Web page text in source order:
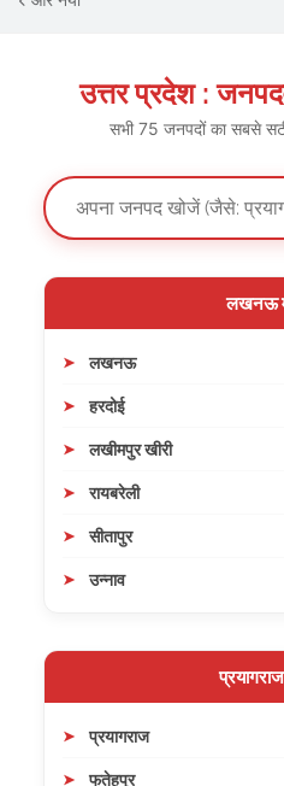
उत्तर प्रदेश :
सभी 75 जनपदों का सबसे
लखनऊ
लखनऊ
हरदोई
लखीमपुर खीरी
रायबरेली
सीतापुर
उन्नाव
प्रयागराज
फतेहपुर